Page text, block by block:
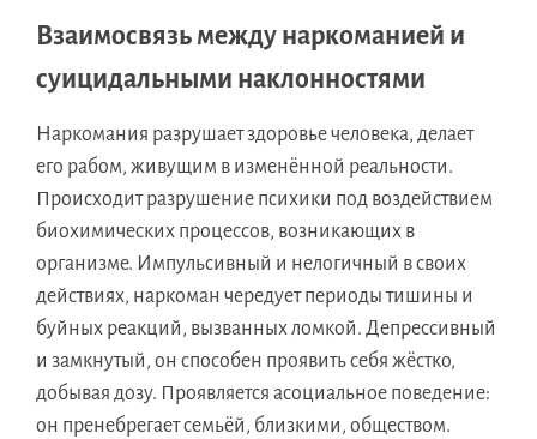
Взаимосвязь между наркоманией и
суицидальными наклонностями
Наркомания разрушает здоровье человека, делает
его рабом, живущим в изменённой реальности.
Происходит разрушение психики под воздействием
биохимических процессов, возникающих в
организме. Импульсивный и нелогичный в своих
действиях, наркоман чередует периоды тишины и
буйных реакций, вызванных ломкой. Депрессивный
и замкнутый, он способен проявить себя жёстко,
добывая дозу. Проявляется асоциальное поведение:
он пренебрегает семьёй, близкими, обществом.